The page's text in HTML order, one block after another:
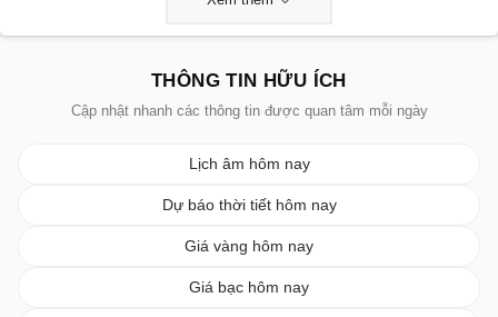
THÔNG TIN HỮU ÍCH
Cập nhật nhanh các thông tin được quan tâm mỗi ngày
Lịch âm hôm nay
Dự báo thời tiết hôm nay
Giá vàng hôm nay
Giá bạc hôm nay